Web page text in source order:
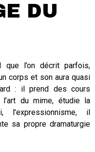
DU
que l’on décrit parfois,
corps et son aura quasi
: il prend des cours
l’art du mime, étudie la
l’expressionnisme, il
sa propre dramaturgie